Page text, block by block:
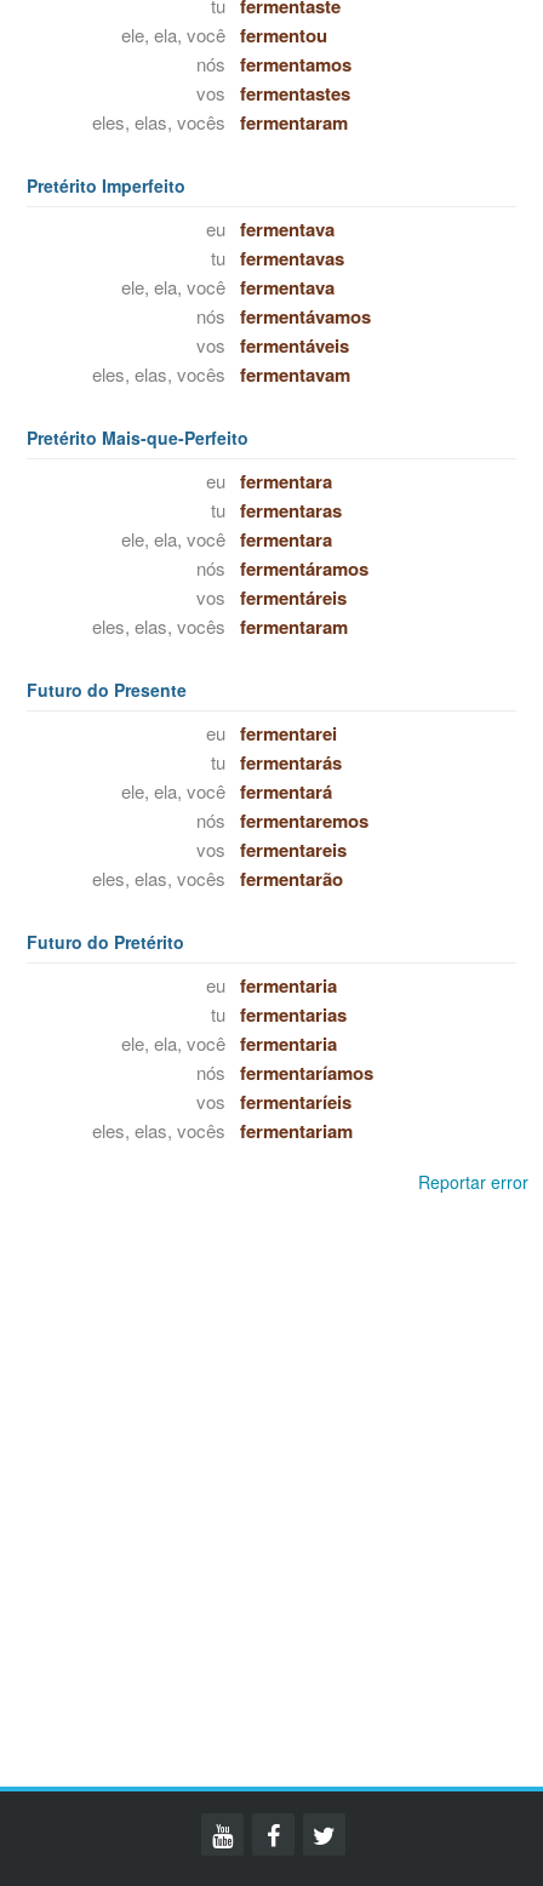
tu fermentaste
ele, ela, você fermentou
nós fermentamos
vos fermentastes
eles, elas, vocês fermentaram
Pretérito Imperfeito
eu fermentava
tu fermentavas
ele, ela, você fermentava
nós fermentávamos
vos fermentáveis
eles, elas, vocês fermentavam
Pretérito Mais-que-Perfeito
eu fermentara
tu fermentaras
ele, ela, você fermentara
nós fermentáramos
vos fermentáreis
eles, elas, vocês fermentaram
Futuro do Presente
eu fermentarei
tu fermentarás
ele, ela, você fermentará
nós fermentaremos
vos fermentareis
eles, elas, vocês fermentarão
Futuro do Pretérito
eu fermentaria
tu fermentarias
ele, ela, você fermentaria
nós fermentaríamos
vos fermentaríeis
eles, elas, vocês fermentariam
Reportar error